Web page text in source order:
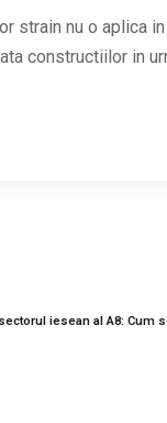
strain nu o aplica
constructiilor in